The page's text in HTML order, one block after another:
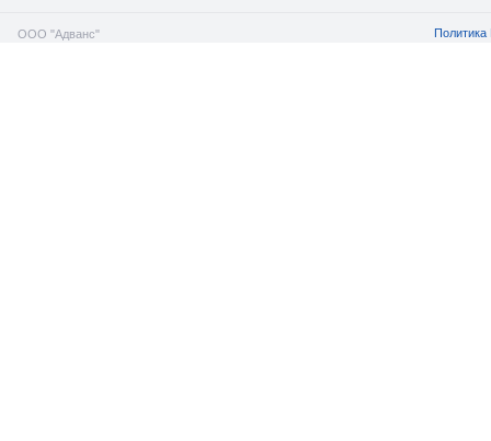
ООО "Адванс" Политика